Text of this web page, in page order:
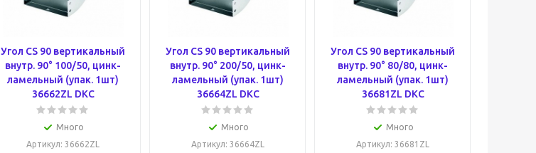
Угол CS 90 вертикальный
внутр. 90° 100/50, цинк-
ламельный (упак. 1шт)
36662ZL DKC
Много
Артикул: 36662ZL
Угол CS 90 вертикальный
внутр. 90° 200/50, цинк-
ламельный (упак. 1шт)
36664ZL DKC
Много
Артикул: 36664ZL
Угол CS 90 вертикальный
внутр. 90° 80/80, цинк-
ламельный (упак. 1шт)
36681ZL DKC
Много
Артикул: 36681ZL